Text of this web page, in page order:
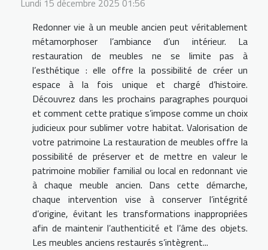
Redonner vie à un meuble ancien peut véritablement
métamorphoser l’ambiance d’un intérieur. La
restauration de meubles ne se limite pas à
l’esthétique : elle offre la possibilité de créer un
espace à la fois unique et chargé d’histoire.
Découvrez dans les prochains paragraphes pourquoi
et comment cette pratique s’impose comme un choix
judicieux pour sublimer votre habitat. Valorisation de
votre patrimoine La restauration de meubles offre la
possibilité de préserver et de mettre en valeur le
patrimoine mobilier familial ou local en redonnant vie
à chaque meuble ancien. Dans cette démarche,
chaque intervention vise à conserver l’intégrité
d’origine, évitant les transformations inappropriées
afin de maintenir l’authenticité et l’âme des objets.
Les meubles anciens restaurés s’intègrent...